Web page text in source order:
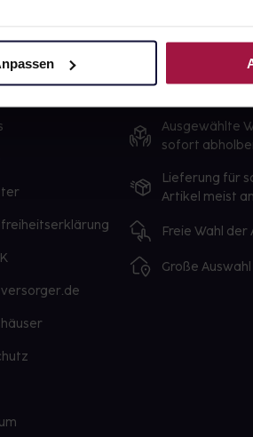
Unsere Vorteile
Ausgewählte
sofort
Lieferung für
Artikel meist
Freie Wahl
Große